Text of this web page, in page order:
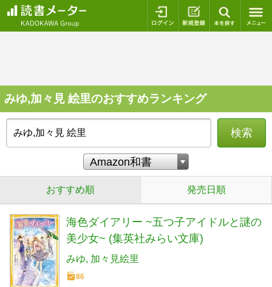
ログイン 新規登録
みゆ,加々見 絵里のおすすめランキング
検索
おすすめ順 発売日順
海色ダイアリー ~五つ子アイドルと謎の
美少女~ (集英社みらい文庫)
みゆ 加々見絵里
86